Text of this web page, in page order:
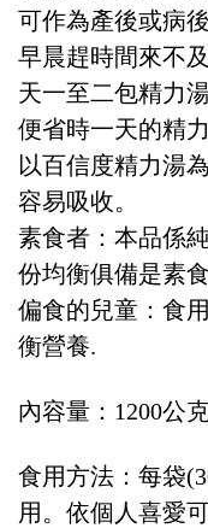
可作為產後或病
早晨趕時間來不
天一至二包精力
便省時一天的精
以百信度精力湯
容易吸收。
素食者：本品係
份均衡俱備是素
偏食的兒童：食
衡營養.
內容量：1200公
食用方法：每袋
用。依個人喜愛